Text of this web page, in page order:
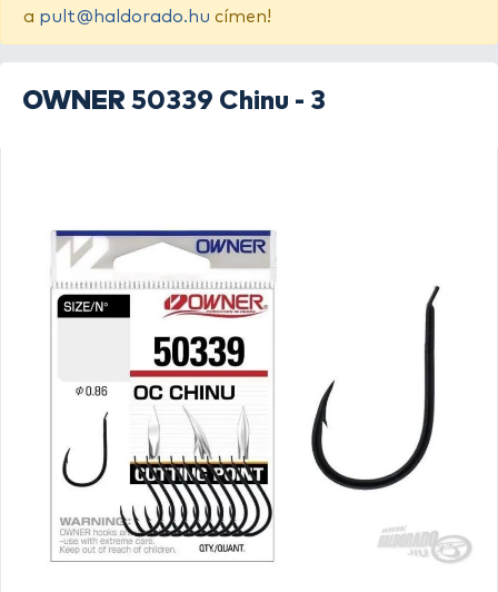
a pult@haldorado.hu címen!
OWNER 50339 Chinu - 3